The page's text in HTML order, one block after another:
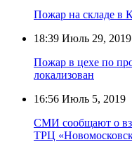
Пожар на складе в
18:39 Июль 29, 2019
Пожар в цехе по
локализован
16:56 Июль 5, 2019
СМИ сообщают о
ТРЦ